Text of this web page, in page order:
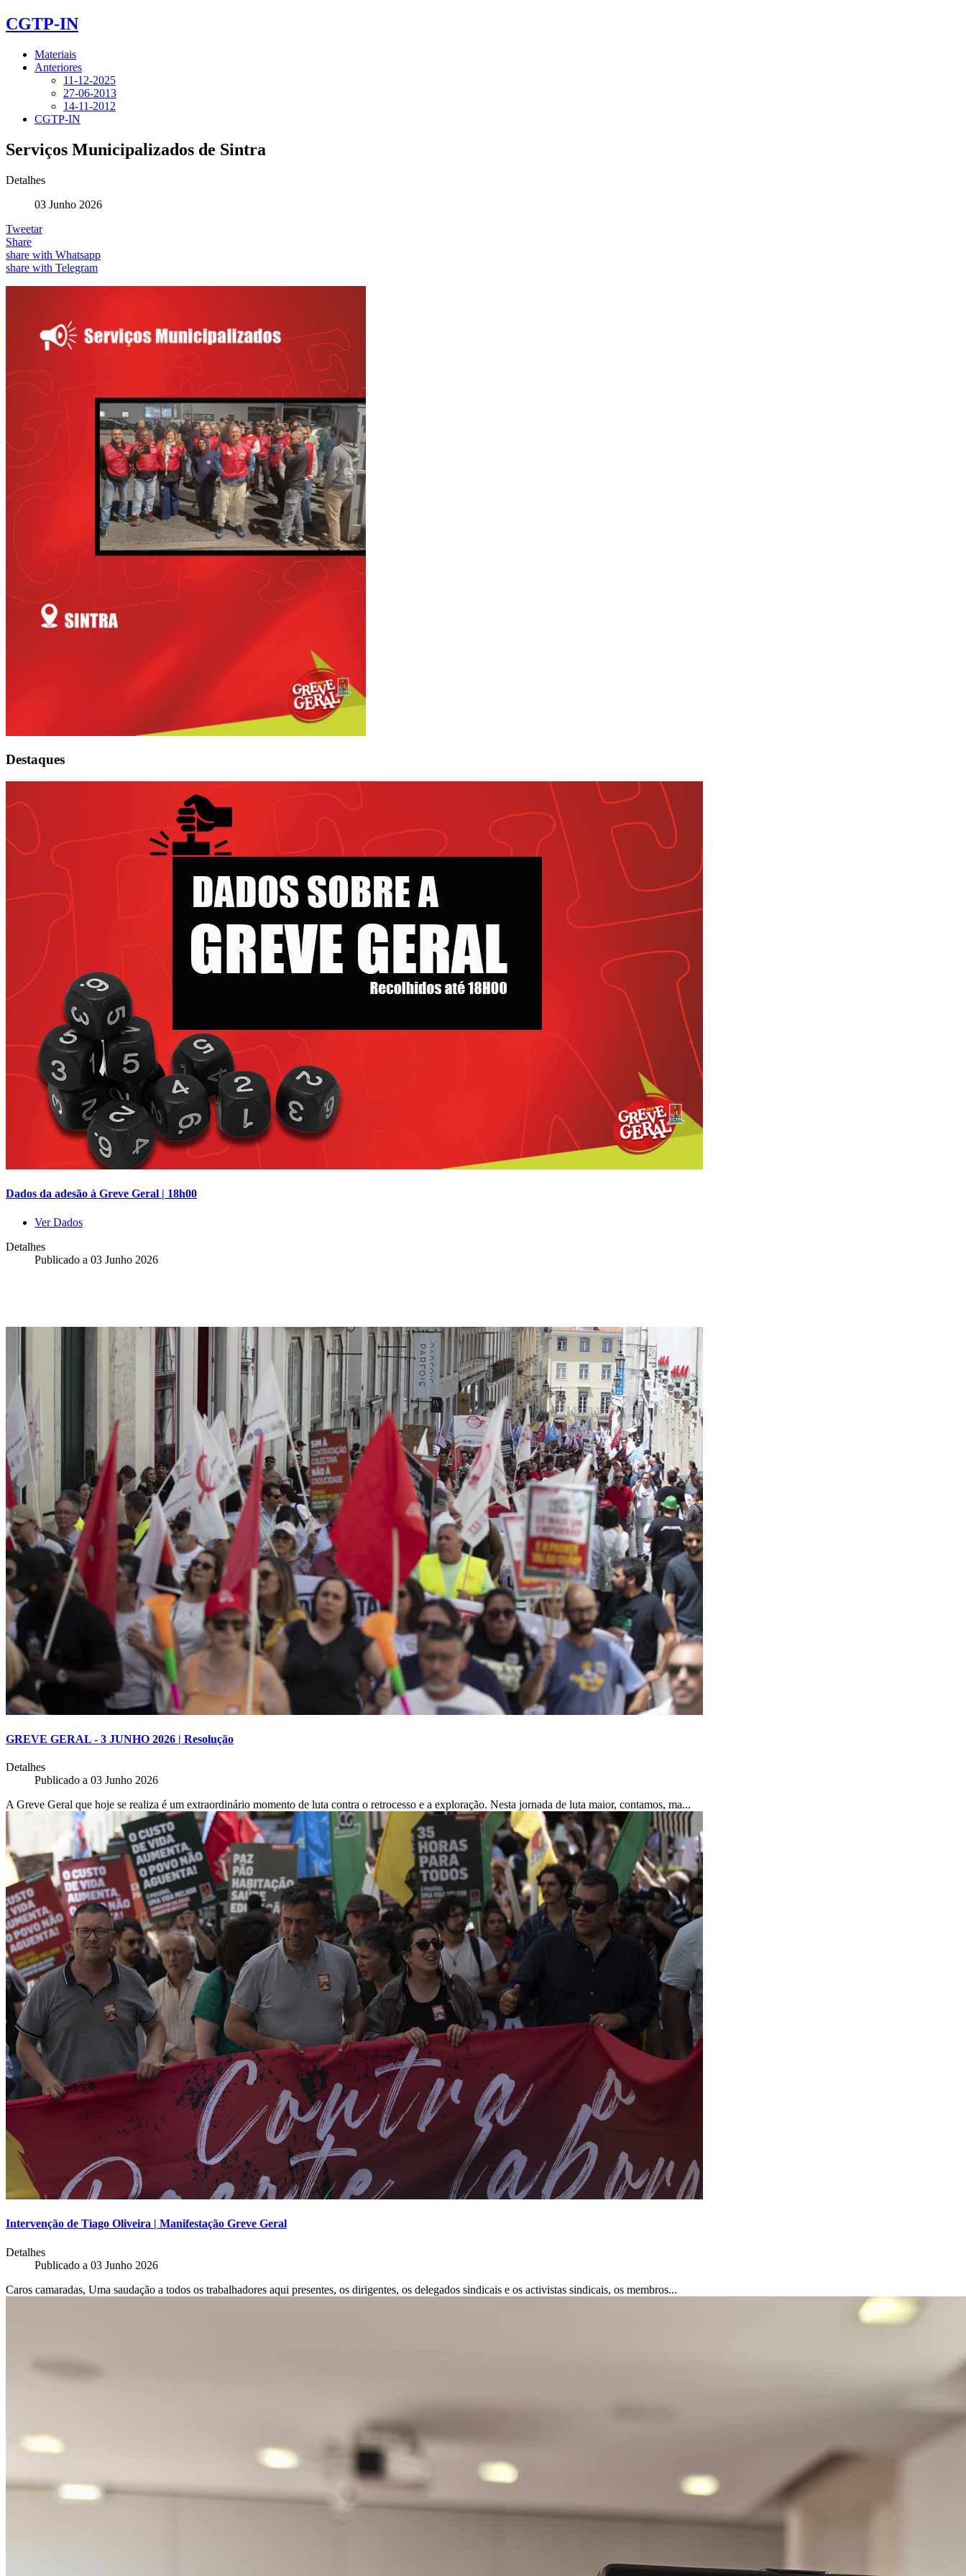
CGTP-IN
Materiais
Anteriores
11-12-2025
27-06-2013
14-11-2012
CGTP-IN
Serviços Municipalizados de Sintra
Detalhes
03 Junho 2026
Tweetar
Share
share with Whatsapp
share with Telegram
Destaques
Dados da adesão à Greve Geral | 18h00
Ver Dados
Detalhes
Publicado a 03 Junho 2026
GREVE GERAL - 3 JUNHO 2026 | Resolução
Detalhes
Publicado a 03 Junho 2026
A Greve Geral que hoje se realiza é um extraordinário momento de luta contra o retrocesso e a exploração. Nesta jornada de luta maior, contamos, ma...
Intervenção de Tiago Oliveira | Manifestação Greve Geral
Detalhes
Publicado a 03 Junho 2026
Caros camaradas, Uma saudação a todos os trabalhadores aqui presentes, os dirigentes, os delegados sindicais e os activistas sindicais, os membros...